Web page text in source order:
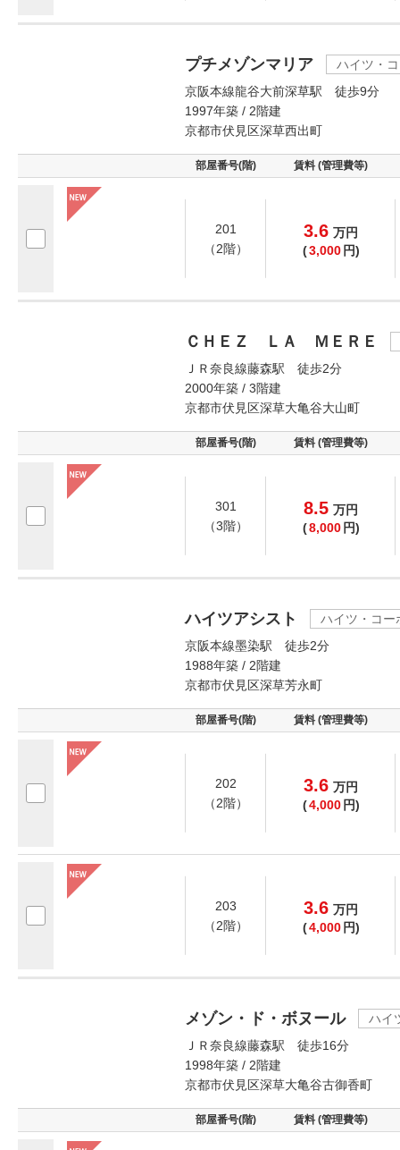
プチメゾンマリア
ハイツ・
京阪本線龍谷大前深草駅 徒歩9分
1997年築 / 2階建
京都市伏見区深草西出町
部屋番号(階) 賃料 (管理費等)
201
（2階）
3.6 万円
(3,000 円)
ＣＨＥＺ ＬＡ ＭＥＲＥ
ＪＲ奈良線藤森駅 徒歩2分
2000年築 / 3階建
京都市伏見区深草大亀谷大山町
部屋番号(階) 賃料 (管理費等)
301
（3階）
8.5 万円
(8,000 円)
ハイツアシスト
ハイツ・コー
京阪本線墨染駅 徒歩2分
1988年築 / 2階建
京都市伏見区深草芳永町
部屋番号(階) 賃料 (管理費等)
202
（2階）
3.6 万円
(4,000 円)
203
（2階）
3.6 万円
(4,000 円)
メゾン・ド・ボヌール
ハイ
ＪＲ奈良線藤森駅 徒歩16分
1998年築 / 2階建
京都市伏見区深草大亀谷古御香町
部屋番号(階) 賃料 (管理費等)